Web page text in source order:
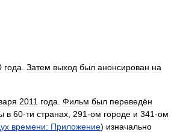
года Затем выход был анонсирован на
2011 года Фильм был переведён
в 60-ти странах 291-ом городе и 341-ом
времени: Приложение) изначально